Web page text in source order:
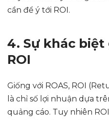
cần để ý tới ROI.
4. Sự khác biệt
ROI
Giống với ROAS, ROI
là chỉ số lợi nhuận dựa
quảng cáo. Tuy nhiên